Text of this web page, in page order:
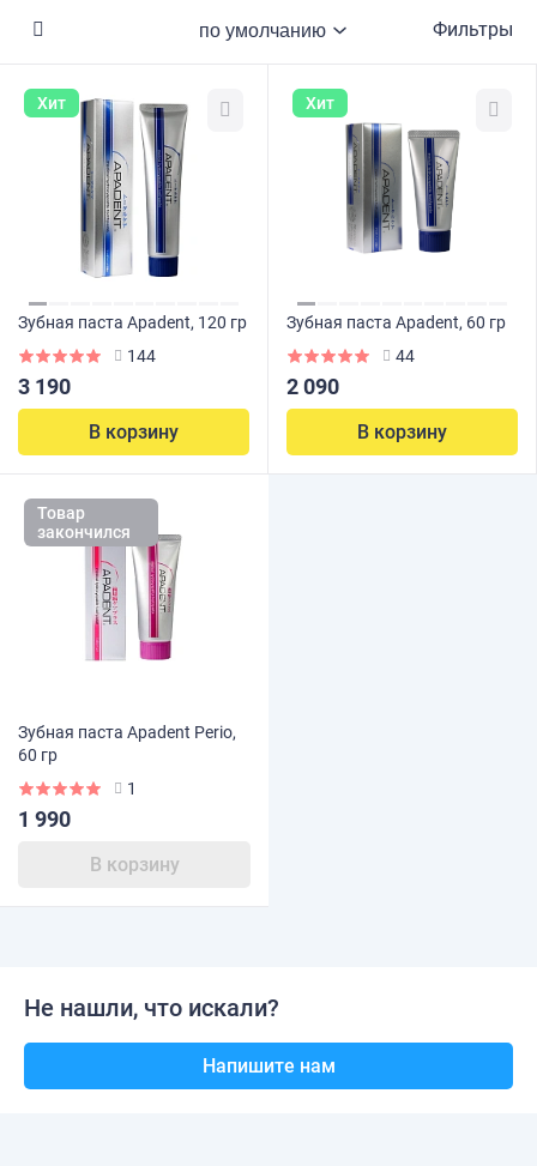
Фильтры
Хит
Зубная паста Apadent, 120 гр
144
3 190
В корзину
Хит
Зубная паста Apadent, 60 гр
44
2 090
В корзину
Товар
закончился
Зубная паста Apadent Perio,
60 гр
1
1 990
В корзину
Не нашли, что искали?
Напишите нам